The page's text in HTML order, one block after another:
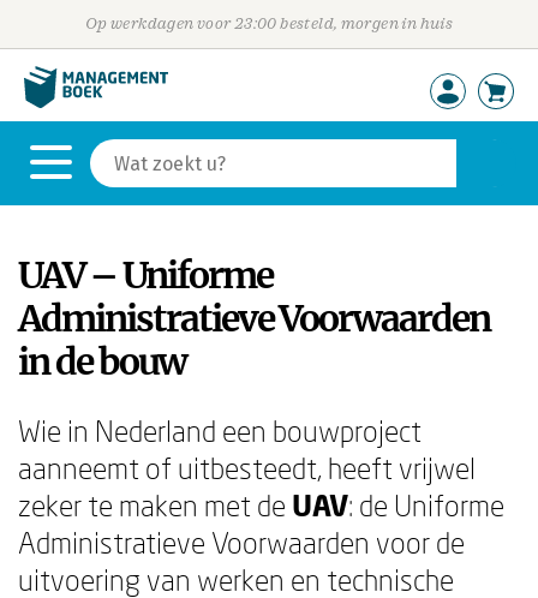
Op werkdagen voor 23:00 besteld, morgen in huis
UAV – Uniforme
Administratieve Voorwaarden
in de bouw
Wie in Nederland een bouwproject
aanneemt of uitbesteedt, heeft vrijwel
zeker te maken met de UAV: de Uniforme
Administratieve Voorwaarden voor de
uitvoering van werken en technische